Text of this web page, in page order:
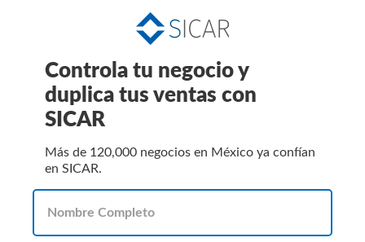
Controla tu negocio y
duplica tus ventas con
SICAR
Más de 120,000 negocios en México ya confían
en SICAR.